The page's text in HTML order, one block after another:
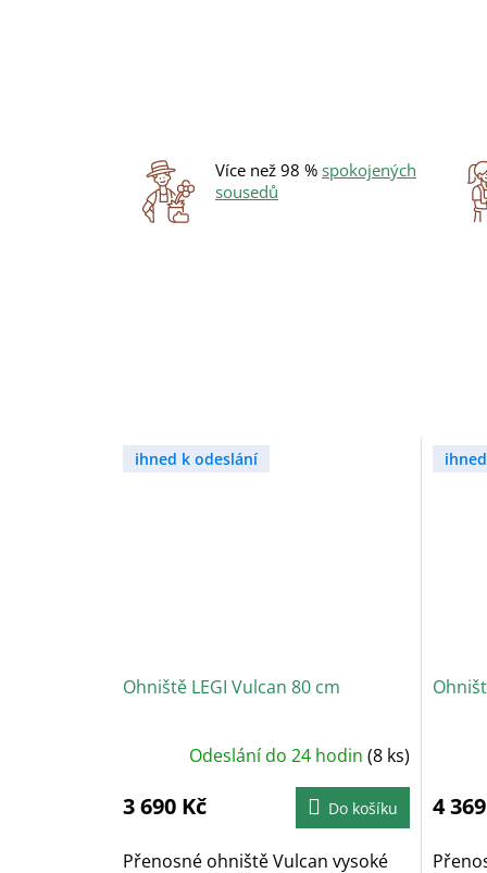
Více než 98 % spokojených
sousedů
ihned k odeslání
Ohniště LEGI Vulcan 80 cm
Odeslání do 24 hodin (8 ks)
3 690 Kč Do košíku
Přenosné ohniště Vulcan vysoké
4